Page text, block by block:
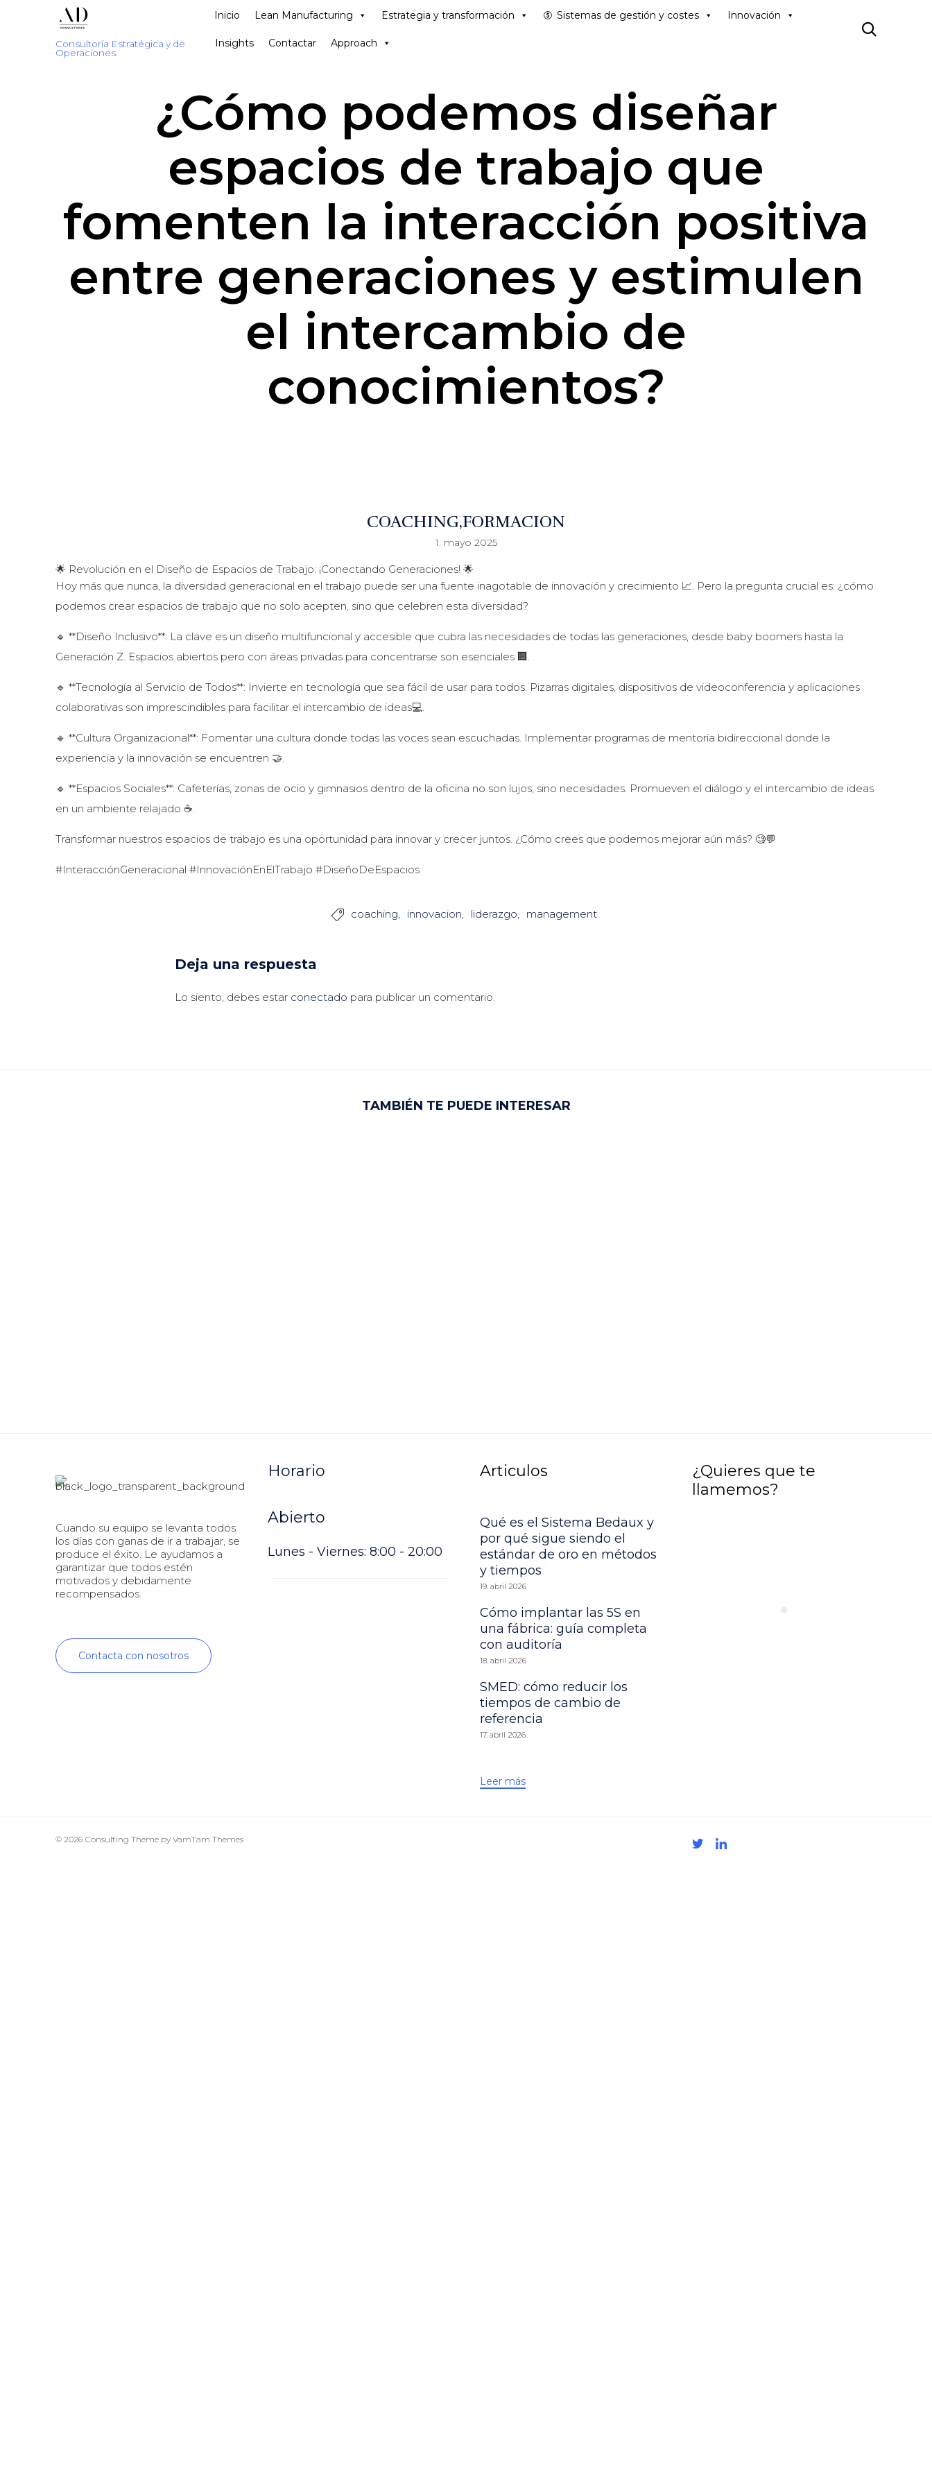
Consultoría Estratégica y de
Operaciones.
content
Inicio Lean Manufacturing Estrategia y transformación Sistemas de gestión y costes Innovación
Insights Contactar Approach

¿Cómo podemos diseñar
espacios de trabajo que
fomenten la interacción positiva
entre generaciones y estimulen
el intercambio de
conocimientos?
COACHING FORMACION
1. mayo 2025
🌟 Revolución en el Diseño de Espacios de Trabajo: ¡Conectando Generaciones! 🌟
Hoy más que nunca, la diversidad generacional en el trabajo puede ser una fuente inagotable de innovación y crecimiento 📈. Pero la pregunta crucial es: ¿cómo
podemos crear espacios de trabajo que no solo acepten, sino que celebren esta diversidad?
🔹 **Diseño Inclusivo**: La clave es un diseño multifuncional y accesible que cubra las necesidades de todas las generaciones, desde baby boomers hasta la
Generación Z. Espacios abiertos pero con áreas privadas para concentrarse son esenciales 🏢.
🔹 **Tecnología al Servicio de Todos**: Invierte en tecnología que sea fácil de usar para todos. Pizarras digitales, dispositivos de videoconferencia y aplicaciones
colaborativas son imprescindibles para facilitar el intercambio de ideas💻.
🔹 **Cultura Organizacional**: Fomentar una cultura donde todas las voces sean escuchadas. Implementar programas de mentoría bidireccional donde la
experiencia y la innovación se encuentren 🤝.
🔹 **Espacios Sociales**: Cafeterías, zonas de ocio y gimnasios dentro de la oficina no son lujos, sino necesidades. Promueven el diálogo y el intercambio de ideas
en un ambiente relajado ☕️.
Transformar nuestros espacios de trabajo es una oportunidad para innovar y crecer juntos. ¿Cómo crees que podemos mejorar aún más? 🧐💬
#InteracciónGeneracional #InnovaciónEnElTrabajo #DiseñoDeEspacios
 coaching innovacion liderazgo management
Deja una respuesta
Lo siento, debes estar conectado para publicar un comentario.
TAMBIÉN TE PUEDE INTERESAR
Cuando su equipo se levanta todos
los días con ganas de ir a trabajar, se
produce el éxito. Le ayudamos a
garantizar que todos estén
motivados y debidamente
recompensados.
Contacta con nosotros
Horario
Abierto
Lunes - Viernes: 8:00 - 20:00
Articulos
Qué es el Sistema Bedaux y
por qué sigue siendo el
estándar de oro en métodos
y tiempos
19. abril 2026
Cómo implantar las 5S en
una fábrica: guía completa
con auditoría
18. abril 2026
SMED: cómo reducir los
tiempos de cambio de
referencia
17. abril 2026
Leer más
¿Quieres que te
llamemos?
© 2026 Consulting Theme by VamTam Themes